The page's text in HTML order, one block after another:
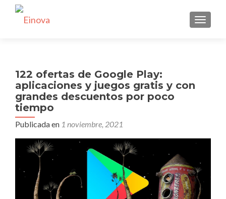
122 ofertas de Google Play:
aplicaciones y juegos gratis y con
grandes descuentos por poco
tiempo
Publicada en 1 noviembre, 2021